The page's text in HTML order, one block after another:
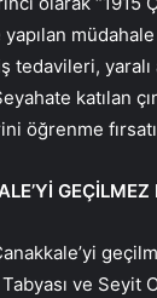
tedavileri, yaralı
katılan
öğrenme
ve Seyit